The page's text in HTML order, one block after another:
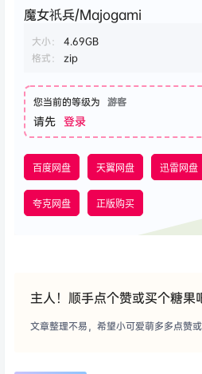
魔女祇兵/Majogami
大小：
4.69GB
格式：
zip
您当前的等级为 游客
请先 登录
百度网盘 天翼网盘 迅雷网盘
夸克网盘 正版购买
主人！顺手点个赞或买个糖果
文章整理不易，希望小可爱萌多多点赞